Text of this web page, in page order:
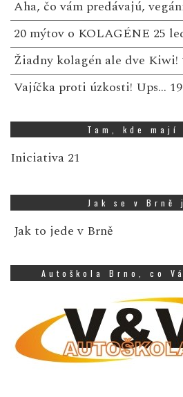
Aha, čo vám predávajú,
20 mýtov o KOLAGÉNE 25
Žiadny kolagén ale dve Kiwi!
Vajíčka proti úzkosti! Ups…
Tam, kde mají
Iniciativa 21
Jak se v Brně
Jak to jede v Brně
Autoškola Brno, co